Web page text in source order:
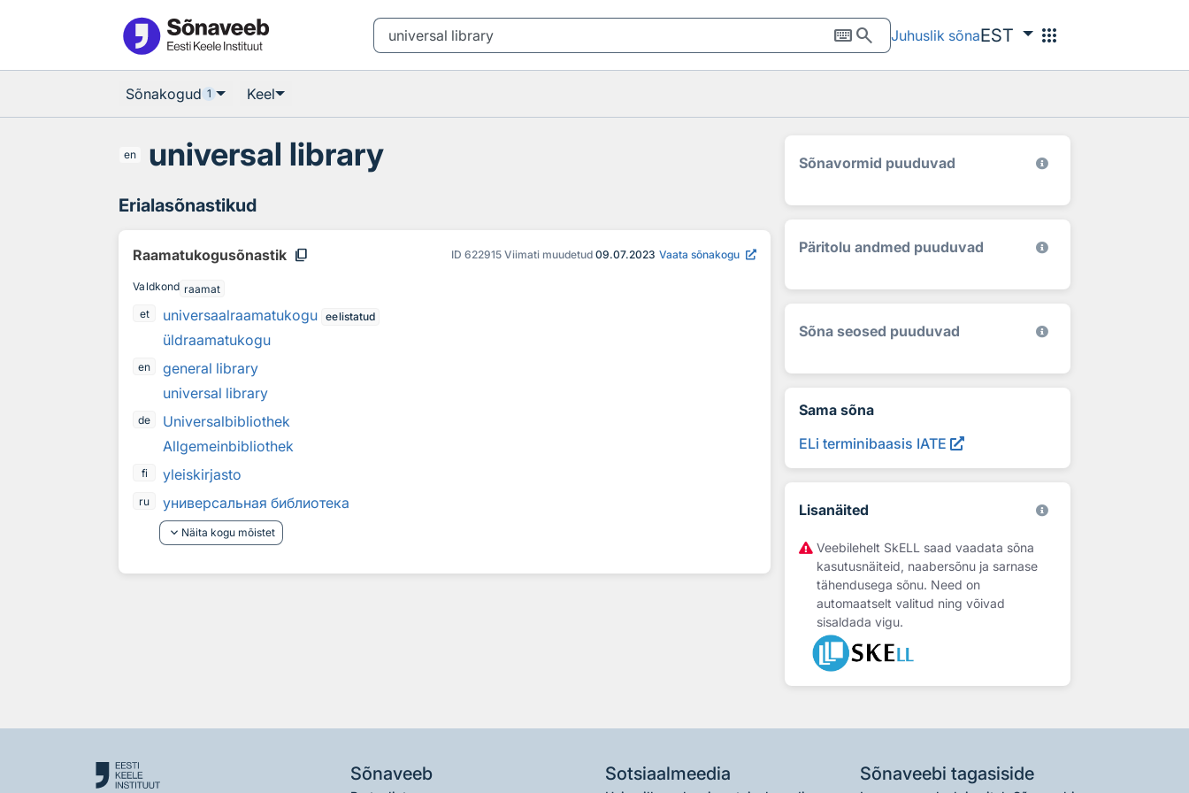
keyboardsearch Juhuslik sõnaEST apps
Sõnakogud 1 Keel
en universal library
Erialasõnastikud
Raamatukogusõnastik content_copy ID 622915 Viimati muudetud 09.07.2023 Vaata sõnakogu
Valdkond raamat
et
universaalraamatukogu eelistatud
üldraamatukogu
en
general library
universal library
de
Universalbibliothek
Allgemeinbibliothek
fi yleiskirjasto
ru
универсальная библиотека
keyboard_arrow_down Näita kogu mõistet
Sõnavormid puuduvad
Päritolu andmed puuduvad
Sõna seosed puuduvad
Sama sõna
ELi terminibaasis IATE
Lisanäited
Veebilehelt SkELL saad vaadata sõna
kasutusnäiteid, naabersõnu ja sarnase
tähendusega sõnu. Need on
automaatselt valitud ning võivad
sisaldada vigu.
Sõnaveeb Sotsiaalmeedia Sõnaveebi tagasiside